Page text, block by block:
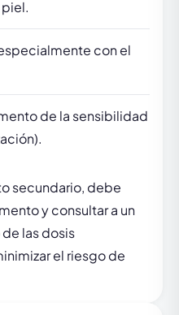
con el
de la sensibilidad
secundario, debe
y consultar a un
las dosis
el riesgo de